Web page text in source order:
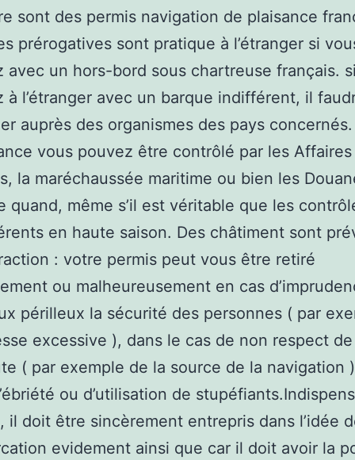
sont des permis navigation de plaisance
prérogatives sont pratique à l’étranger si
avec un hors-bord sous chartreuse français.
à l’étranger avec un barque indifférent, il
auprès des organismes des pays
vous pouvez être contrôlé par les Affaires
la maréchaussée maritime ou bien les
quand, même s’il est véritable que les
en haute saison. Des châtiment sont
: votre permis peut vous être retiré
ou malheureusement en cas
périlleux la sécurité des personnes ( par
excessive ), dans le cas de non respect
( par exemple de la source de la navigation
ou d’utilisation de
il doit être sincèrement entrepris dans l’idée
evidement ainsi que car il doit avoir la